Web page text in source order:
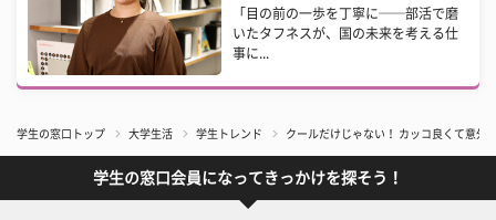
「目の前の一歩を丁寧に──部活で磨
いたタフネスが、国の未来を考える仕
事に...
学生の窓口トップ 大学生活 学生トレンド クールだけじゃない！ カッコ良くて意外
学生の窓口会員になってきっかけを探そう！